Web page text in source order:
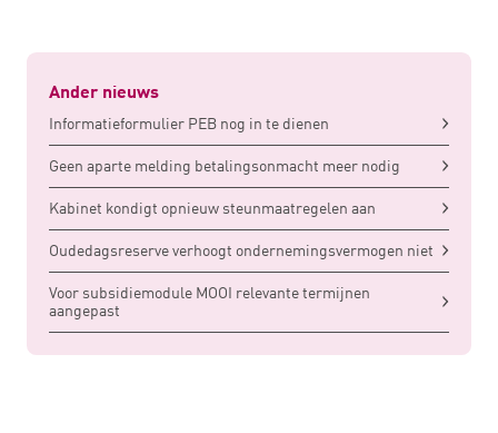
Ander nieuws
Informatieformulier PEB nog in te dienen
Geen aparte melding betalingsonmacht meer nodig
Kabinet kondigt opnieuw steunmaatregelen aan
Oudedagsreserve verhoogt ondernemingsvermogen niet
Voor subsidiemodule MOOI relevante termijnen
aangepast